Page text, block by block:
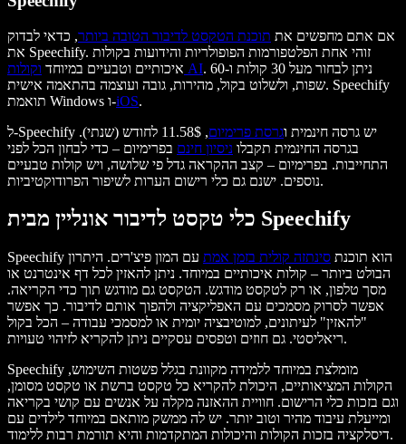
אם אתם מחפשים את תוכנת הטקסט לדיבור הטובה ביותר, כדאי לבדוק
את Speechify. זוהי אחת הפלטפורמות הפופולריות והידועות בקולות
איכותיים וטבעיים במיוחד וקולות AI. ניתן לבחור מעל 30 קולות ו-60
שפות, ולשלוט בקול, מהירות, גובה ועוצמה בהתאמה אישית. Speechify
תואמת Windows ו-iOS.
ל-Speechify יש גרסה חינמית וגרסת פרימיום
, 11.58$ לחודש (שנתי).
בגרסה החינמית תקבלו ניסיון חינם בפרימיום – כדי לבחון הכל לפני
התחייבות. בפרימיום – קצב ההקראה גדל פי שלושה, ויש קולות טבעיים
נוספים. ישנם גם כלי רישום הערות לשיפור הפרודוקטיביות.
כלי טקסט לדיבור אונליין מבית Speechify
Speechify הוא תוכנת סינתזה קולית בזמן אמת עם המון פיצ'רים. היתרון
הבולט ביותר – קולות איכותיים במיוחד. ניתן להאזין לכל דף אינטרנט או
מסך טלפון, או רק לטקסט מודגש. הטקסט גם מודגש תוך כדי הקריאה.
אפשר לסרוק מסמכים עם האפליקציה ולהפוך אותם לדיבור. כך אפשר
"להאזין" לעיתונים, למוטיבציה יומית או למסמכי עבודה – הכל בקול
ריאליסטי. גם חוזים וטפסים עסקיים ניתן להקריא לזיהוי טעויות.
Speechify מומלצת במיוחד ללמידה מקוונת בגלל פשטות השימוש,
הקולות המציאותיים, היכולת להקריא כל טקסט ברשת או טקסט מסומן,
וגם בזכות כלי הרישום. חוויית ההאזנה מקלה על אנשים עם קושי בקריאה
ומייעלת עיבוד מהיר וטוב יותר. יש לה ממשק מותאם במיוחד לילדים עם
דיסלקציה בזכות הקולות והיכולות המתקדמות והיא תורמת רבות ללימוד.